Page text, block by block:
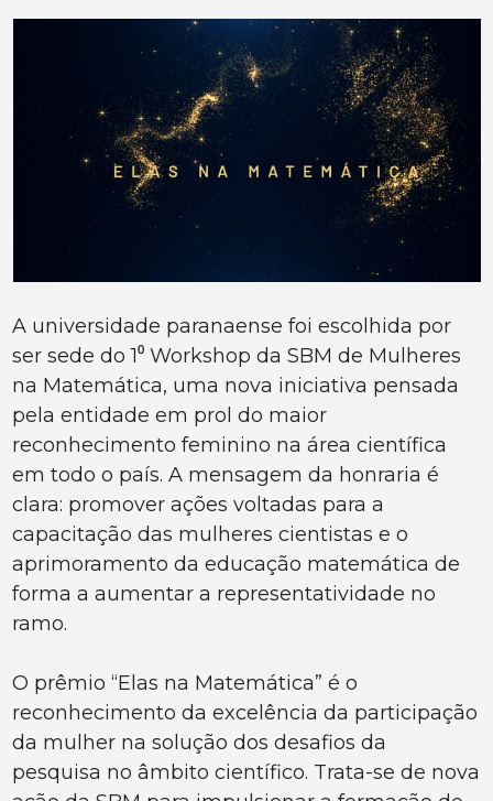
A universidade paranaense foi escolhida por
ser sede do 1⁰ Workshop da SBM de Mulheres
na Matemática, uma nova iniciativa pensada
pela entidade em prol do maior
reconhecimento feminino na área científica
em todo o país. A mensagem da honraria é
clara: promover ações voltadas para a
capacitação das mulheres cientistas e o
aprimoramento da educação matemática de
forma a aumentar a representatividade no
ramo.
O prêmio “Elas na Matemática” é o
reconhecimento da excelência da participação
da mulher na solução dos desafios da
pesquisa no âmbito científico. Trata-se de nova